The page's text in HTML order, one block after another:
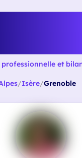
et
/Isère/Grenoble